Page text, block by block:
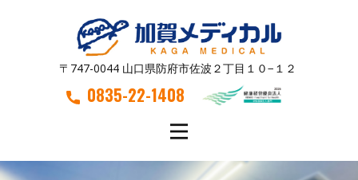
〒747-0044 山口県防府市佐波２丁目１０−１２
0835-22-1408